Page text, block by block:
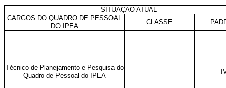
SITUAÇÃO ATUAL
CARGOS DO QUADRO DE PESSOAL
DO IPEA
CLASSE
Técnico de Planejamento e Pesquisa do
Quadro de Pessoal do IPEA